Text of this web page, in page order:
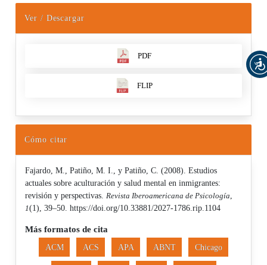
Ver / Descargar
PDF
FLIP
Cómo citar
Fajardo, M., Patiño, M. I., y Patiño, C. (2008). Estudios
actuales sobre aculturación y salud mental en inmigrantes:
revisión y perspectivas. Revista Iberoamericana de Psicología
1(1), 39–50. https://doi.org/10.33881/2027-1786.rip.1104
Más formatos de cita
ACM ACS APA ABNT Chicago